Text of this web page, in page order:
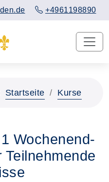
+4961198890
Startseite Kurse
Wochenend-